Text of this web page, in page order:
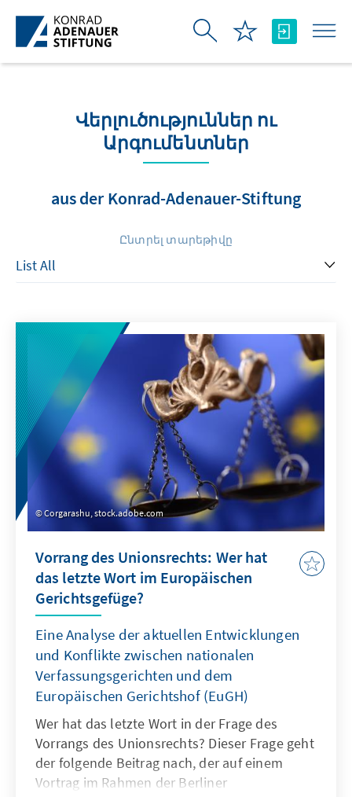
Skip to Main Content
Վերլուծություններ ու
Արգումենտներ
aus der Konrad-Adenauer-Stiftung
Ընտրել տարեթիվը
Corgarashu, stock.adobe.com
Vorrang des Unionsrechts: Wer hat
das letzte Wort im Europäischen
Gerichtsgefüge?
Eine Analyse der aktuellen Entwicklungen
und Konflikte zwischen nationalen
Verfassungsgerichten und dem
Europäischen Gerichtshof (EuGH)
Wer hat das letzte Wort in der Frage des
Vorrangs des Unionsrechts? Dieser Frage geht
der folgende Beitrag nach, der auf einem
Vortrag im Rahmen der Berliner